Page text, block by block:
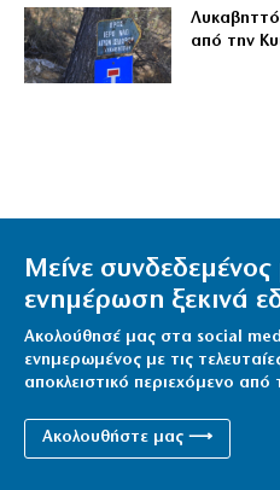
από την
Μείνε συνδεδεμένος
ενημέρωση ξεκινά
Ακολούθησέ μας στα social
ενημερωμένος με τις
αποκλειστικό περιεχόμενο
Ακολουθήστε μας ⟶